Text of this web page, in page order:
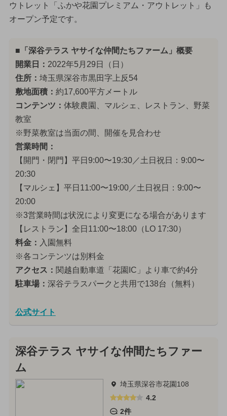
ウトレット「ふかや花園プレミアム・アウトレット」も
オープン予定です。
■「深谷テラス ヤサイな仲間たちファーム」概要
開業日： 2022年5月29日（日）
住所： 埼玉県深谷市黒田字上反54
敷地面積： 約17,600平方メートル
コンテンツ： 体験農園、マルシェ、レストラン、野菜
教室
※野菜教室は当面の間、開催を見合わせ
営業時間：
【開門・閉門】平日9:00〜19:30／土日祝日：9:00〜
20:30
【マルシェ】平日11:00〜19:00／土日祝日：9:00〜
20:00
※3営業時間は状況により変更になる場合があります
【レストラン】全日11:00〜18:00（LO 17:30）
料金： 入園無料
※各コンテンツは別料金
アクセス： 関越自動車道「花園IC」より車で約4分
駐車場： 深谷テラスパークと共用で138台（無料）
公式サイト
深谷テラス ヤサイな仲間たちファー
ム
埼玉県深谷市花園108
4.2
2件